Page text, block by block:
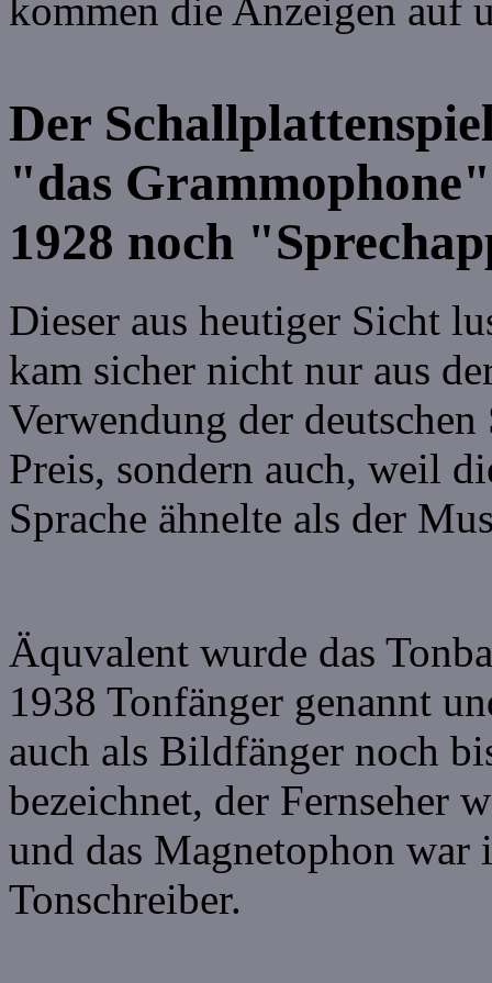
kommen die Anzeigen auf
Der
"das
1928 noch
Dieser aus heutiger Sicht
kam sicher nicht nur aus
Verwendung der
Preis, sondern auch, weil
Sprache ähnelte als der
Äquvalent wurde das
1938 Tonfänger genannt
auch als Bildfänger noch
bezeichnet, der Fernseher
und das Magnetophon war
Tonschreiber.